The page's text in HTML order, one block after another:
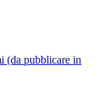
(da pubblicare in